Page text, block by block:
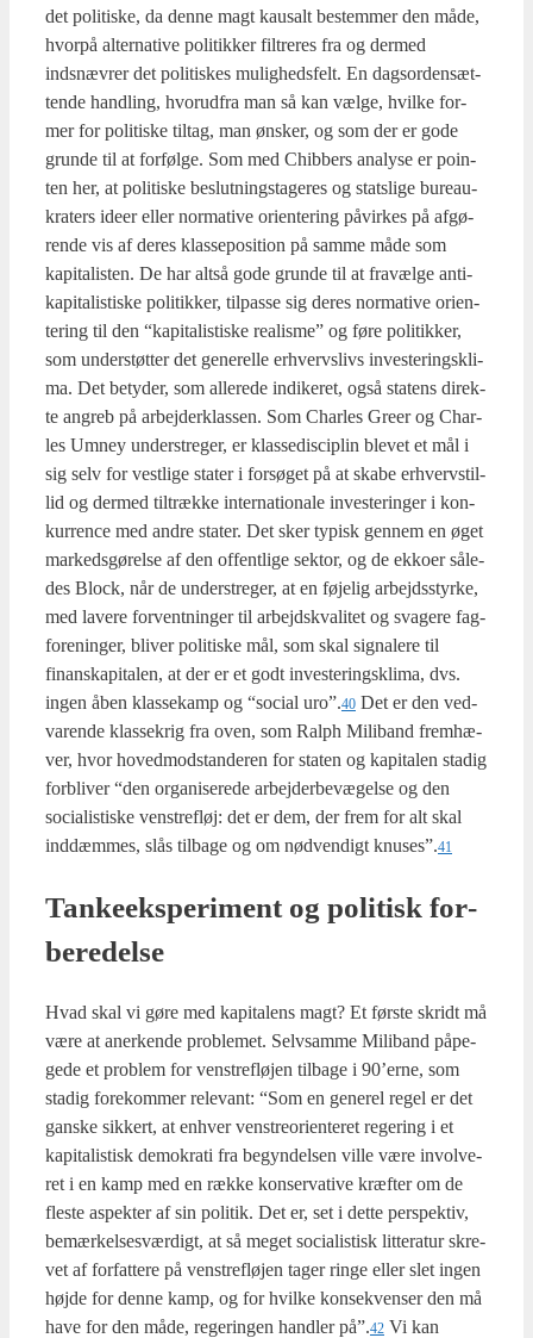
det poli­ti­ske, da den­ne magt kaus­alt bestem­mer den måde,
hvor­på alter­na­ti­ve poli­tik­ker fil­tre­res fra og der­med
indsnæv­rer det poli­ti­skes mulig­heds­felt. En dags­or­den­sæt­
ten­de hand­ling, hvor­ud­fra man så kan væl­ge, hvil­ke for­
mer for poli­ti­ske til­tag, man ønsker, og som der er gode
grun­de til at for­føl­ge. Som med Chi­b­bers ana­ly­se er poin­
ten her, at poli­ti­ske beslut­nings­ta­ge­res og stats­li­ge bureau­
kra­ters ide­er eller nor­ma­ti­ve ori­en­te­ring påvir­kes på afgø­
ren­de vis af deres klas­sepo­si­tion på sam­me måde som
kapi­ta­li­sten. De har alt­så gode grun­de til at fra­væl­ge anti-
kapi­ta­li­sti­ske poli­tik­ker, til­pas­se sig deres nor­ma­ti­ve ori­en­
te­ring til den “kapi­ta­li­sti­ske rea­lis­me” og føre poli­tik­ker,
som under­støt­ter det gene­rel­le erhvervs­livs inve­ste­rings­kli­
ma. Det bety­der, som alle­re­de indi­ke­ret, også sta­tens direk­
te angreb på arbej­der­klas­sen. Som Char­les Gre­er og Char­
les Umney under­stre­ger, er klas­se­di­sci­plin ble­vet et mål i
sig selv for vest­li­ge sta­ter i for­sø­get på at ska­be erhverv­stil­
lid og der­med til­træk­ke inter­na­tio­na­le inve­ste­rin­ger i kon­
kur­ren­ce med andre sta­ter. Det sker typisk gen­nem en øget
mar­keds­gø­rel­se af den offent­li­ge sek­tor, og de ekko­er såle­
des Blo­ck, når de under­stre­ger, at en føje­lig arbejds­styr­ke,
med lave­re for­vent­nin­ger til arbejds­kva­li­tet og sva­ge­re fag­
for­e­nin­ger, bli­ver poli­ti­ske mål, som skal sig­na­le­re til
finans­ka­pi­ta­len, at der er et godt inve­ste­rings­kli­ma, dvs.
ingen åben klas­se­kamp og “soci­al uro”.40 Det er den ved­
va­ren­de klas­se­krig fra oven, som Ralph Mili­band frem­hæ­
ver, hvor hoved­mod­stan­de­ren for sta­ten og kapi­ta­len sta­dig
for­bli­ver “den orga­ni­se­re­de arbej­der­be­væ­gel­se og den
soci­a­li­sti­ske ven­stre­fløj: det er dem, der frem for alt skal
ind­dæm­mes, slås til­ba­ge og om nød­ven­digt knuses”.41
Tan­ke­eks­pe­ri­ment og poli­tisk for­
be­re­del­se
Hvad skal vi gøre med kapi­ta­lens magt? Et før­ste skridt må
være at aner­ken­de pro­ble­met. Selv­sam­me Mili­band påpe­
ge­de et pro­blem for ven­stre­fløj­en til­ba­ge i 90’erne, som
sta­dig fore­kom­mer rele­vant: “Som en gene­rel regel er det
gan­ske sik­kert, at enhver ven­stre­o­ri­en­te­ret rege­ring i et
kapi­ta­li­stisk demo­kra­ti fra begyn­del­sen vil­le være invol­ve­
ret i en kamp med en ræk­ke kon­ser­va­ti­ve kræf­ter om de
fle­ste aspek­ter af sin poli­tik. Det er, set i det­te per­spek­tiv,
bemær­kel­ses­vær­digt, at så meget soci­a­li­stisk lit­te­ra­tur skre­
vet af for­fat­te­re på ven­stre­fløj­en tager rin­ge eller slet ingen
høj­de for den­ne kamp, og for hvil­ke kon­se­kven­ser den må
have for den måde, rege­rin­gen hand­ler på”.42 Vi kan